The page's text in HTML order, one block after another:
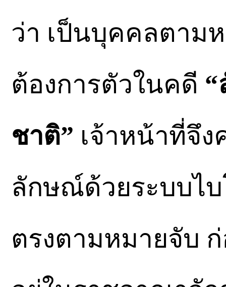
ว่า เป็นบุคคลตาม
ต้องการตัวในคดี
ชาติ” เจ้าหน้าที่จึ
ลักษณ์ด้วยระบบไ
ตรงตามหมายจับ